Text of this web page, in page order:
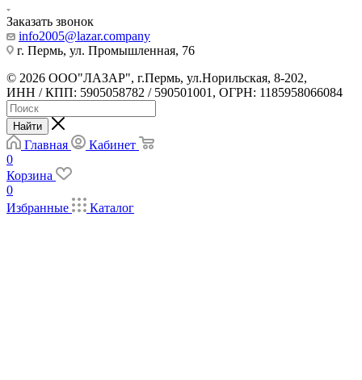
Заказать звонок
info2005@lazar.company
г. Пермь, ул. Промышленная, 76
© 2026 ООО"ЛАЗАР", г.Пермь, ул.Норильская, 8-202,
ИНН / КПП: 5905058782 / 590501001, ОГРН: 1185958066084
Найти
Главная
Кабинет
0
Корзина
0
Избранные
Каталог